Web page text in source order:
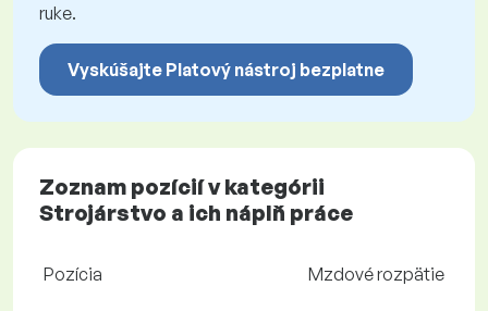
ruke.
Vyskúšajte Platový nástroj bezplatne
Zoznam pozícií v kategórii
Strojárstvo a ich náplň práce
Pozícia Mzdové rozpätie